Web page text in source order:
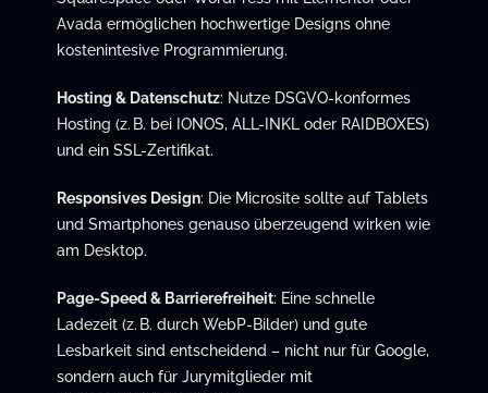
Avada ermöglichen hochwertige Designs ohne
kostenintesive Programmierung.
Hosting & Datenschutz: Nutze DSGVO-konformes
Hosting (z. B. bei IONOS, ALL-INKL oder RAIDBOXES)
und ein SSL-Zertifikat.
Responsives Design: Die Microsite sollte auf Tablets
und Smartphones genauso überzeugend wirken wie
am Desktop.
Page-Speed & Barrierefreiheit: Eine schnelle
Ladezeit (z. B. durch WebP-Bilder) und gute
Lesbarkeit sind entscheidend – nicht nur für Google,
sondern auch für Jurymitglieder mit